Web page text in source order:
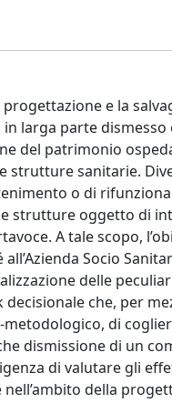
e la
larga parte
del patrimonio
sanitarie.
o di
strutture oggetto di
A tale scopo,
Socio
delle
che, per
di
dismissione di un
di valutare gli
della